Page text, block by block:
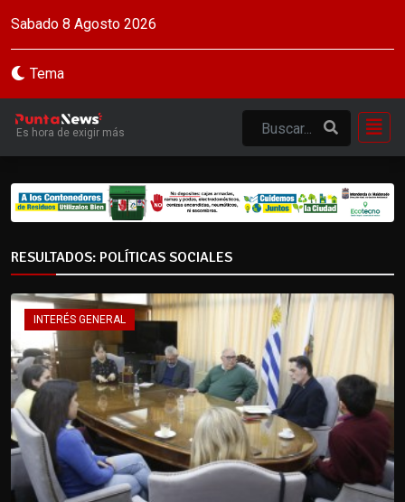
Sabado 8 Agosto 2026
Tema
Es hora de exigir más
RESULTADOS: POLÍTICAS SOCIALES
INTERÉS GENERAL